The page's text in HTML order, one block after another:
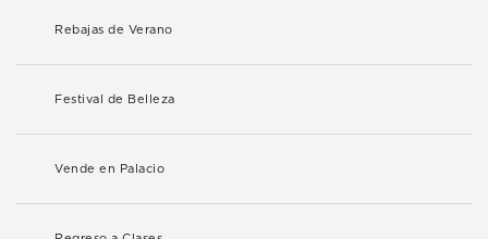
Rebajas de Verano
Festival de Belleza
Vende en Palacio